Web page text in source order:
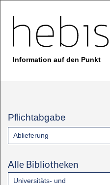
Information auf den Punkt
Pflichtabgabe
Ablieferung
Alle Bibliotheken
Universitäts- und